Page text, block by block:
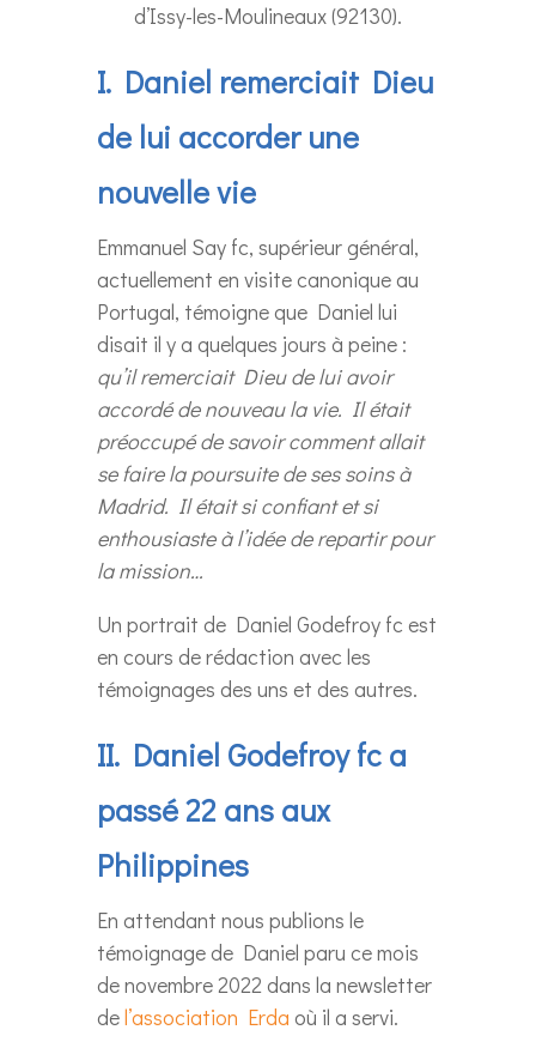
d’Issy-les-Moulineaux (92130).
I. Daniel remerciait Dieu
de lui accorder une
nouvelle vie
Emmanuel Say fc, supérieur général,
actuellement en visite canonique au
Portugal, témoigne que Daniel lui
disait il y a quelques jours à peine :
qu’il remerciait Dieu de lui avoir
accordé de nouveau la vie. Il était
préoccupé de savoir comment allait
se faire la poursuite de ses soins à
Madrid. Il était si confiant et si
enthousiaste à l’idée de repartir pour
la mission…
Un portrait de Daniel Godefroy fc est
en cours de rédaction avec les
témoignages des uns et des autres.
II. Daniel Godefroy fc a
passé 22 ans aux
Philippines
En attendant nous publions le
témoignage de Daniel paru ce mois
de novembre 2022 dans la newsletter
del’association Erda où il a servi.